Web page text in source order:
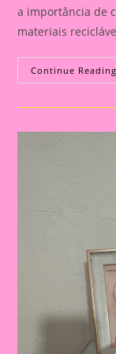
a importância de
materiais
Continue Reading